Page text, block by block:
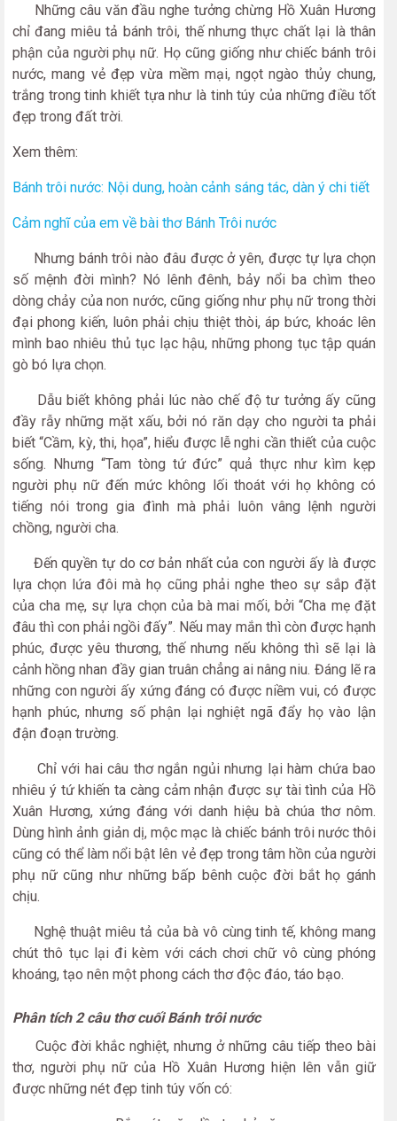
Những câu văn đầu nghe tưởng chừng Hồ Xuân Hương
chỉ đang miêu tả bánh trôi, thế nhưng thực chất lại là thân
phận của người phụ nữ. Họ cũng giống như chiếc bánh trôi
nước, mang vẻ đẹp vừa mềm mại, ngọt ngào thủy chung,
trắng trong tinh khiết tựa như là tinh túy của những điều tốt
đẹp trong đất trời.
Xem thêm:
Bánh trôi nước: Nội dung, hoàn cảnh sáng tác, dàn ý chi tiết
Cảm nghĩ của em về bài thơ Bánh Trôi nước
Nhưng bánh trôi nào đâu được ở yên, được tự lựa chọn
số mệnh đời mình? Nó lênh đênh, bảy nổi ba chìm theo
dòng chảy của non nước, cũng giống như phụ nữ trong thời
đại phong kiến, luôn phải chịu thiệt thòi, áp bức, khoác lên
mình bao nhiêu thủ tục lạc hậu, những phong tục tập quán
gò bó lựa chọn.
Dẫu biết không phải lúc nào chế độ tư tưởng ấy cũng
đầy rẫy những mặt xấu, bởi nó răn dạy cho người ta phải
biết “Cầm, kỳ, thi, họa”, hiểu được lễ nghi cần thiết của cuộc
sống. Nhưng “Tam tòng tứ đức” quả thực như kìm kẹp
người phụ nữ đến mức không lối thoát với họ không có
tiếng nói trong gia đình mà phải luôn vâng lệnh người
chồng, người cha.
Đến quyền tự do cơ bản nhất của con người ấy là được
lựa chọn lứa đôi mà họ cũng phải nghe theo sự sắp đặt
của cha mẹ, sự lựa chọn của bà mai mối, bởi “Cha mẹ đặt
đâu thì con phải ngồi đấy”. Nếu may mắn thì còn được hạnh
phúc, được yêu thương, thế nhưng nếu không thì sẽ lại là
cảnh hồng nhan đầy gian truân chẳng ai nâng niu. Đáng lẽ ra
những con người ấy xứng đáng có được niềm vui, có được
hạnh phúc, nhưng số phận lại nghiệt ngã đẩy họ vào lận
đận đoạn trường.
Chỉ với hai câu thơ ngắn ngủi nhưng lại hàm chứa bao
nhiêu ý tứ khiến ta càng cảm nhận được sự tài tình của Hồ
Xuân Hương, xứng đáng với danh hiệu bà chúa thơ nôm.
Dùng hình ảnh giản dị, mộc mạc là chiếc bánh trôi nước thôi
cũng có thể làm nổi bật lên vẻ đẹp trong tâm hồn của người
phụ nữ cũng như những bấp bênh cuộc đời bắt họ gánh
chịu.
Nghệ thuật miêu tả của bà vô cùng tinh tế, không mang
chút thô tục lại đi kèm với cách chơi chữ vô cùng phóng
khoáng, tạo nên một phong cách thơ độc đáo, táo bạo.
Phân tích 2 câu thơ cuối Bánh trôi nước
Cuộc đời khắc nghiệt, nhưng ở những câu tiếp theo bài
thơ, người phụ nữ của Hồ Xuân Hương hiện lên vẫn giữ
được những nét đẹp tinh túy vốn có: